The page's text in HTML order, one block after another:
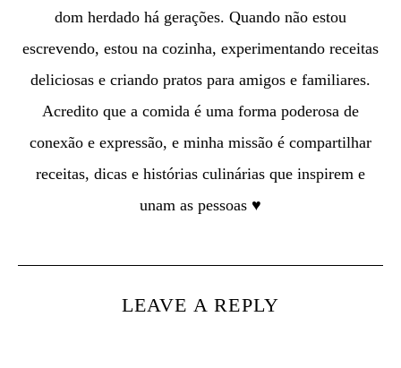
dom herdado há gerações. Quando não estou
escrevendo, estou na cozinha, experimentando receitas
deliciosas e criando pratos para amigos e familiares.
Acredito que a comida é uma forma poderosa de
conexão e expressão, e minha missão é compartilhar
receitas, dicas e histórias culinárias que inspirem e
unam as pessoas ♥
LEAVE A REPLY